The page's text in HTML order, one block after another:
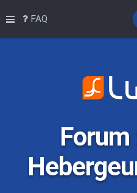
Raccourcis
FAQ
Forum